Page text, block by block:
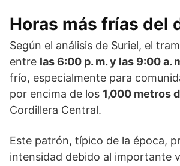
Horas más frías del
Según el análisis de Suriel, el
entre las 6:00 p. m. y las 9:00 a.
frío, especialmente para
por encima de los 1,000 metros
Cordillera Central.
Este patrón, típico de la época,
intensidad debido al importante